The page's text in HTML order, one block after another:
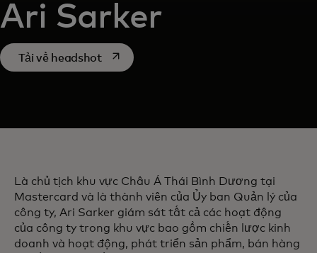
Ari Sarker
Tải về headshotopens in a new tab
Là chủ tịch khu vực Châu Á Thái Bình Dương tại
Mastercard và là thành viên của Ủy ban Quản lý của
công ty, Ari Sarker giám sát tất cả các hoạt động
của công ty trong khu vực bao gồm chiến lược kinh
doanh và hoạt động, phát triển sản phẩm, bán hàng